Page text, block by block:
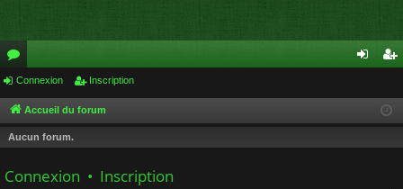
or
u
m
cri
Connexion Inscription
Accueil du forum
Aucun forum.
Connexion • Inscription